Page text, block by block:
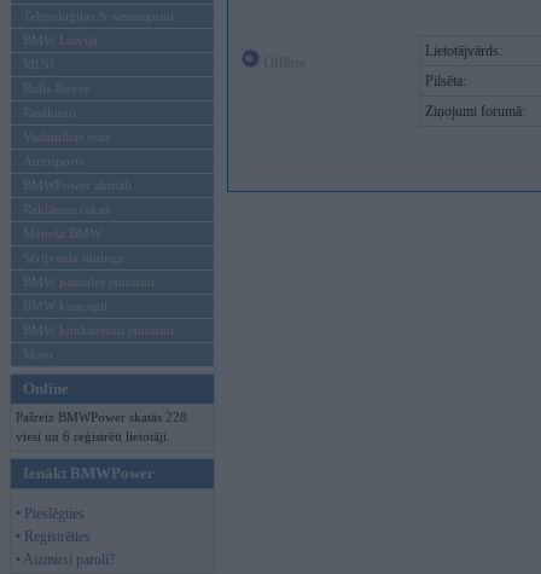
Tehnoloģijas & sasniegumi
BMW Latvijā
MINI
Rolls-Royce
Pasākumi
Vadāmības tests
Autosports
BMWPower aktuāli
Reklāmas raksti
Mēneša BMW
Sērijveida tūnings
BMW pasaules jaunumi
BMW koncepti
BMW konkurentu jaunumi
Moto
Online
Pašreiz BMWPower skatās 228
viesi un 6 reģistrēti lietotāji.
Ienākt BMWPower
• Pieslēgties
• Reģistrēties
• Aizmirsi paroli?
Lietotājvārds:
Pilsēta:
Ziņojumi forumā: